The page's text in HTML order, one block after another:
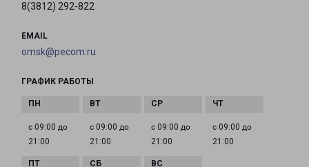
8(3812) 292-822
EMAIL
omsk@pecom.ru
ГРАФИК РАБОТЫ
с 09:00 до
21:00
с 09:00 до
21:00
с 09:00 до
21:00
с 09:00 до
21:00